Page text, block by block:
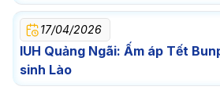
17/04/2026
IUH Quảng Ngãi: Ấm áp Tết
sinh Lào